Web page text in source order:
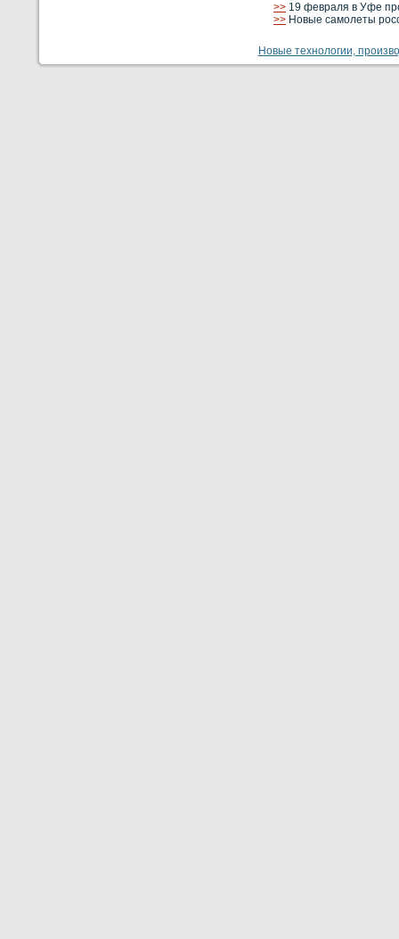
>> 19 февраля в Уфе
>> Новые самолеты
Новые технологии,